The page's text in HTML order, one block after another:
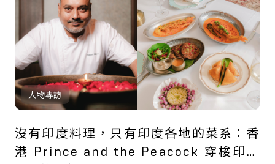
人物專訪
沒有印度料理，只有印度各地的菜系：香
港 Prince and the Peacock 穿梭印度